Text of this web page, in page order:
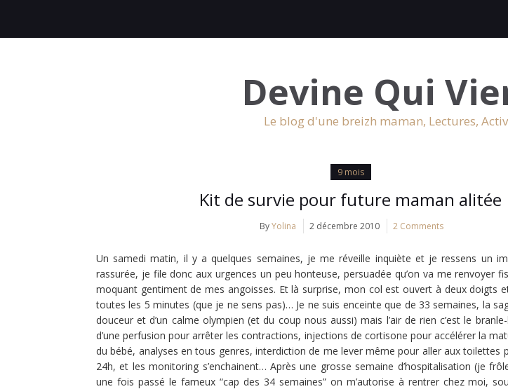
Devine Qui
Le blog d'une breizh maman, Lectures,
9 mois
Kit de survie pour future maman alitée
ByYolina 2 décembre 2010 2 Comments
Un samedi matin, il y a quelques semaines, je me réveille inquiète et je ressens un
rassurée, je file donc aux urgences un peu honteuse, persuadée qu’on va me renvoyer
moquant gentiment de mes angoisses. Et là surprise, mon col est ouvert à deux doigts
toutes les 5 minutes (que je ne sens pas)… Je ne suis enceinte que de 33 semaines, la
douceur et d’un calme olympien (et du coup nous aussi) mais l’air de rien c’est le
d’une perfusion pour arrêter les contractions, injections de cortisone pour accélérer la
du bébé, analyses en tous genres, interdiction de me lever même pour aller aux toilettes
24h, et les monitoring s’enchainent… Après une grosse semaine d’hospitalisation (je
une fois passé le fameux “cap des 34 semaines” on m’autorise à rentrer chez moi,